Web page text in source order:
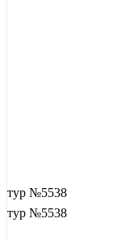
тур №5538
тур №5538